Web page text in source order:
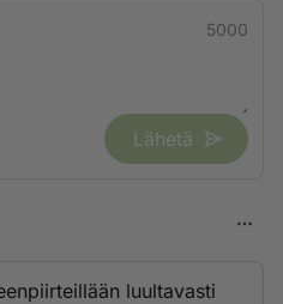
5000
Lähetä
luultavasti